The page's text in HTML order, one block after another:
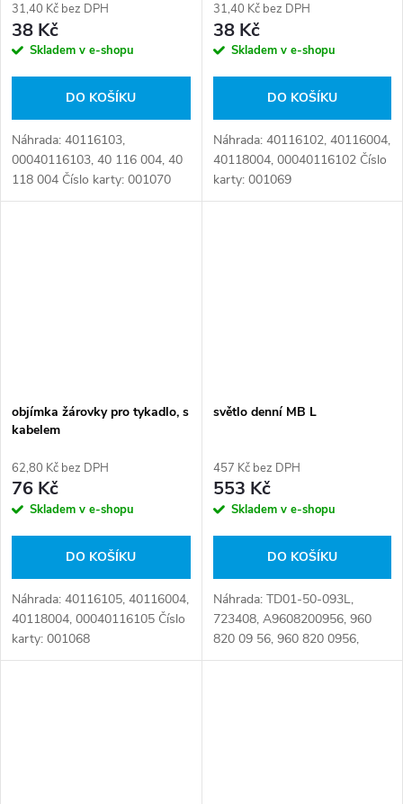
31,40 Kč bez DPH
38 Kč
Skladem v e-shopu
DO KOŠÍKU
Náhrada: 40116103,
00040116103, 40 116 004, 40
118 004 Číslo karty: 001070
31,40 Kč bez DPH
38 Kč
Skladem v e-shopu
DO KOŠÍKU
Náhrada: 40116102, 40116004,
40118004, 00040116102 Číslo
karty: 001069
objímka žárovky pro tykadlo, s
kabelem
62,80 Kč bez DPH
76 Kč
Skladem v e-shopu
DO KOŠÍKU
Náhrada: 40116105, 40116004,
40118004, 00040116105 Číslo
karty: 001068
světlo denní MB L
457 Kč bez DPH
553 Kč
Skladem v e-shopu
DO KOŠÍKU
Náhrada: TD01-50-093L,
723408, A9608200956, 960
820 09 56, 960 820 0956,
9608200956 Číslo karty: